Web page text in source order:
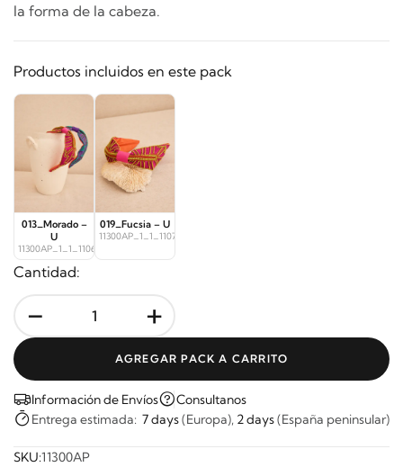
la forma de la cabeza.
Productos incluidos en este pack
013_Morado –
U
11300AP_1_1_11068
019_Fucsia – U
11300AP_1_1_11072
Cantidad:
- +
AGREGAR PACK A CARRITO
Información de Envíos
Consultanos
Entrega estimada: 7 days(Europa), 2 days(España peninsular)
SKU:11300AP